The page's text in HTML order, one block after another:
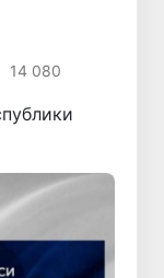
14 080